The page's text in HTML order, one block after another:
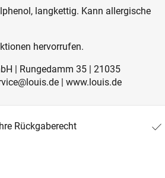
langkettig. Kann allergische
hervorrufen.
| Rungedamm 35 | 21035
| www.louis.de
Rückgaberecht